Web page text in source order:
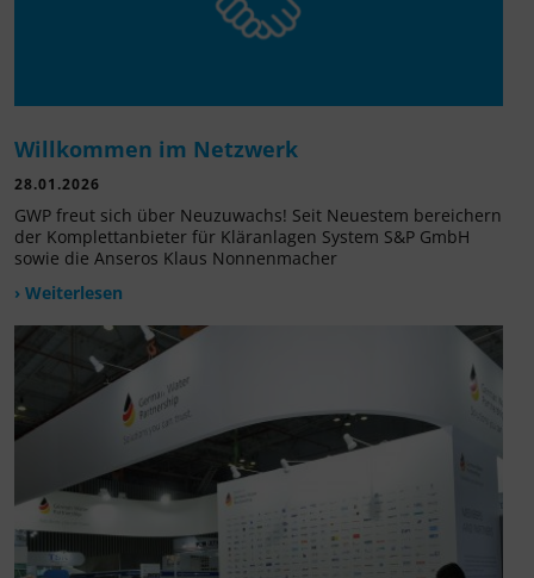
Willkommen im Netzwerk
28.01.2026
GWP freut sich über Neuzuwachs! Seit Neuestem bereichern
der Komplettanbieter für Kläranlagen System S&P GmbH
sowie die Anseros Klaus Nonnenmacher
› Weiterlesen